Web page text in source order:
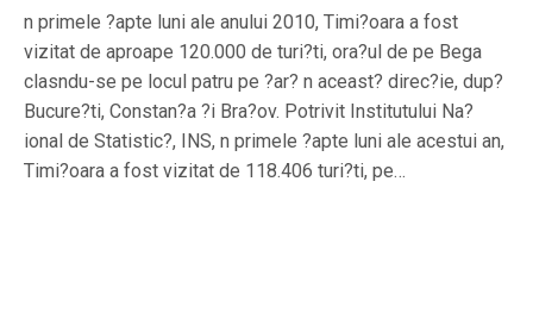
n primele ?apte luni ale anului 2010, Timi?oara a fost
vizitat de aproape 120.000 de turi?ti, ora?ul de pe Bega
clasndu-se pe locul patru pe ?ar? n aceast? direc?ie, dup?
Bucure?ti, Constan?a ?i Bra?ov. Potrivit Institutului Na?
ional de Statistic?, INS, n primele ?apte luni ale acestui an,
Timi?oara a fost vizitat de 118.406 turi?ti, pe…